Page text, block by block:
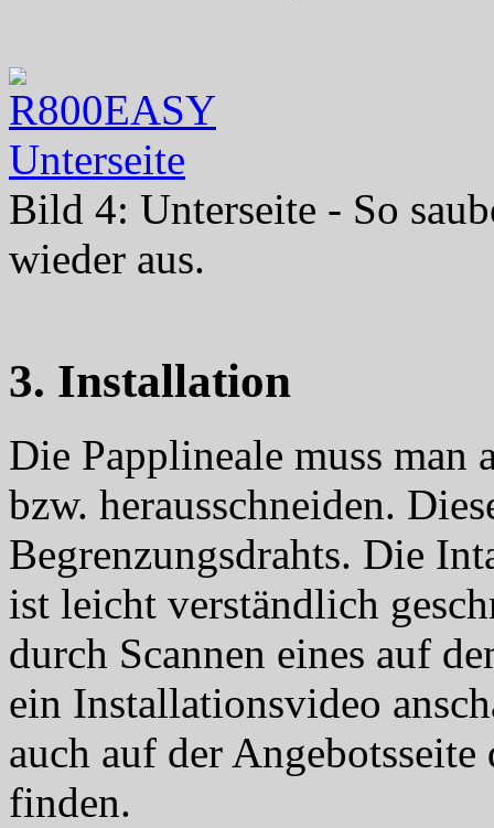
Bild 4: Unterseite - So
wieder aus.
3. Installation
Die Papplineale muss man
bzw. herausschneiden.
Begrenzungsdrahts. Die
ist leicht verständlich
durch Scannen eines auf
ein Installationsvideo
auch auf der
finden.